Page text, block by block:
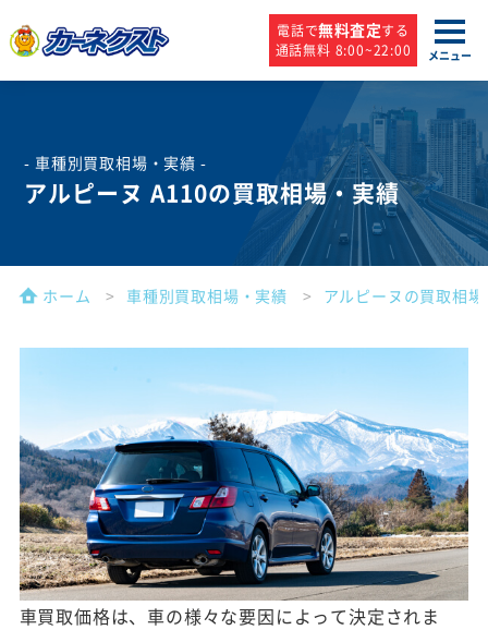
電話で無料査定する
通話無料 8:00~22:00
メニュー
- 車種別買取相場・実績 -
アルピーヌ A110の買取相場・実績
ホーム 車種別買取相場・実績 アルピーヌの買取相
車買取価格は、車の様々な要因によって決定されま